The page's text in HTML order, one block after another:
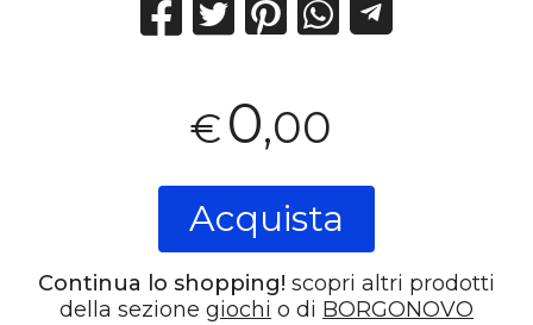
€0,00
Acquista
Continua lo shopping! scopri altri prodotti
della sezione giochi o di BORGONOVO